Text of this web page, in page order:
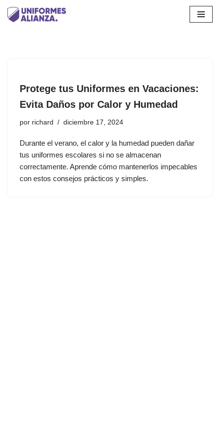
Protege tus Uniformes en Vacaciones:
Evita Daños por Calor y Humedad
por richard diciembre 17, 2024
Durante el verano, el calor y la humedad pueden dañar
tus uniformes escolares si no se almacenan
correctamente. Aprende cómo mantenerlos impecables
con estos consejos prácticos y simples.